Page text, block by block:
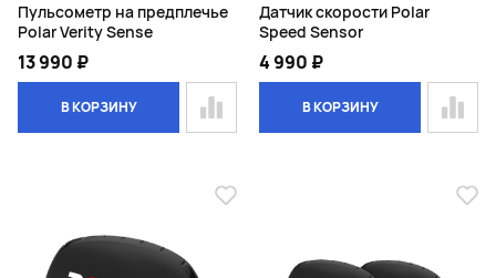
Пульсометр на предплечье
Polar Verity Sense
13 990 ₽
В КОРЗИНУ
Датчик скорости Polar
Speed Sensor
4 990 ₽
В КОРЗИНУ